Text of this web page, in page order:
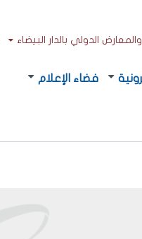
الدولي بالدار البيضاء
فضاء الإعلام